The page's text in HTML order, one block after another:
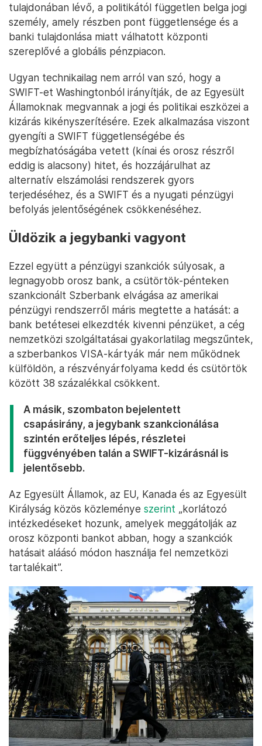
tulajdonában lévő, a politikától független belga jogi
személy, amely részben pont függetlensége és a
banki tulajdonlása miatt válhatott központi
szereplővé a globális pénzpiacon.
Ugyan technikailag nem arról van szó, hogy a
SWIFT-et Washingtonból irányítják, de az Egyesült
Államoknak megvannak a jogi és politikai eszközei a
kizárás kikényszerítésére. Ezek alkalmazása viszont
gyengíti a SWIFT függetlenségébe és
megbízhatóságába vetett (kínai és orosz részről
eddig is alacsony) hitet, és hozzájárulhat az
alternatív elszámolási rendszerek gyors
terjedéséhez, és a SWIFT és a nyugati pénzügyi
befolyás jelentőségének csökkenéséhez.
Üldözik a jegybanki vagyont
Ezzel együtt a pénzügyi szankciók súlyosak, a
legnagyobb orosz bank, a csütörtök-pénteken
szankcionált Szberbank elvágása az amerikai
pénzügyi rendszerről máris megtette a hatását: a
bank betétesei elkezdték kivenni pénzüket, a cég
nemzetközi szolgáltatásai gyakorlatilag megszűntek,
a szberbankos VISA-kártyák már nem működnek
külföldön, a részvényárfolyama kedd és csütörtök
között 38 százalékkal csökkent.
A másik, szombaton bejelentett
csapásirány, a jegybank szankcionálása
szintén erőteljes lépés, részletei
függvényében talán a SWIFT-kizárásnál is
jelentősebb.
Az Egyesült Államok, az EU, Kanada és az Egyesült
Királyság közös közleménye szerint „korlátozó
intézkedéseket hozunk, amelyek meggátolják az
orosz központi bankot abban, hogy a szankciók
hatásait aláásó módon használja fel nemzetközi
tartalékait”.